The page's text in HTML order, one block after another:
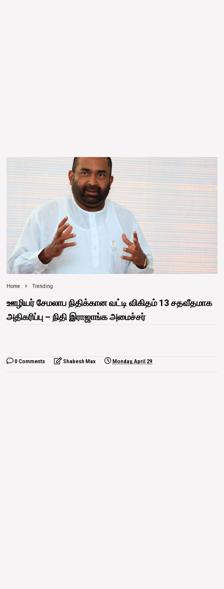
Home Trending
ஊழியர் சேமலாப நிதிக்கான வட்டி விகிதம் 13 சதவீதமாக
அதிகரிப்பு – நிதி இராஜாங்க அமைச்சர்
0 Comments Shabesh Max Monday, April 29